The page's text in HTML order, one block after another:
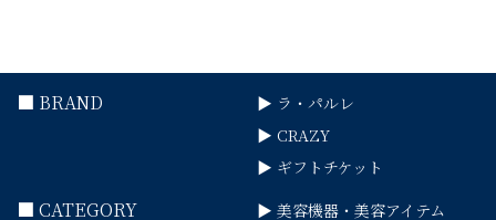
■ BRAND
▶ ラ・パルレ
▶ CRAZY
▶ ギフトチケット
■ CATEGORY
▶ 美容機器・美容アイテム